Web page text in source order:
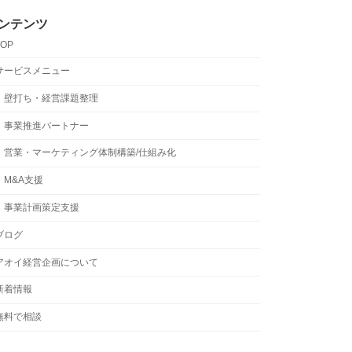
テンツ
ービスメニュー
壁打ち・経営課題整理
事業推進パートナー
営業・マーケティング体制構築/仕組み化
M&A支援
事業計画策定支援
ログ
オイ経営企画について
着情報
料で相談